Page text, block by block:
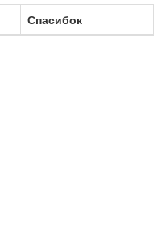
Спасибок